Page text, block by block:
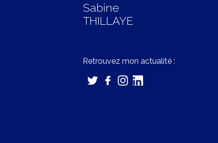
Sabine
THILLAYE
Retrouvez mon actualité :